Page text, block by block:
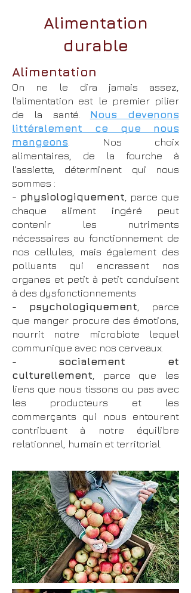
Alimentation
durable
Alimentation
On ne le dira jamais assez,
l'alimentation est le premier pilier
de la santé. Nous devenons
littéralement ce que nous
mangeons. Nos choix
alimentaires, de la fourche à
l'assiette, déterminent qui nous
sommes :
- physiologiquement, parce que
chaque aliment ingéré peut
contenir les nutriments
nécessaires au fonctionnement de
nos cellules, mais également des
polluants qui encrassent nos
organes et petit à petit conduisent
à des dysfonctionnements
- psychologiquement, parce
que manger procure des émotions,
nourrit notre microbiote lequel
communique avec nos cerveaux.
- socialement et
culturellement, parce que les
liens que nous tissons ou pas avec
les producteurs et les
commerçants qui nous entourent
contribuent à notre équilibre
relationnel, humain et territorial.